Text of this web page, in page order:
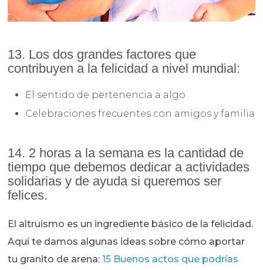
13. Los dos grandes factores que
contribuyen a la felicidad a nivel mundial:
El sentido de pertenencia a algo
Celebraciones frecuentes con amigos y familia
14. 2 horas a la semana es la cantidad de
tiempo que debemos dedicar a actividades
solidarias y de ayuda si queremos ser
felices.
El altruismo es un ingrediente básico de la felicidad.
Aquí te damos algunas ideas sobre cómo aportar
tu granito de arena:15 Buenos actos que podrías